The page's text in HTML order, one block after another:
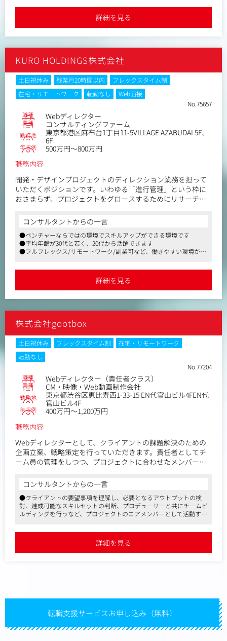
詳細を見る
KURO HOLDINGS株式会社
土日祝休み 残業月20時間以内
フレックスタイム制
在宅・リモートワーク
転勤なし
Web面接
No.75657
職種 Webディレクター
業種 コンサルティングファーム
勤務地
東京都港区麻布台1丁目11-5VILLAGE AZABUDAI 5F、
6F
年収例
500万円～800万円
職務内容
開発・デザインプロジェクトのディレクション業務を担って
いただくポジションです。いわゆる「進行管理」という枠に
おさまらず、プロジェクトをグロースするためにリサーチ、
ションをご担当いただきます。
＜具体的には＞
・要件定義
・サイト設計
こと」にコミットしている案件が多いため、ユーザの動向な
どの反響を直接見て学べる環境です。
代理店を挟まず、クライアントのマーケティング・クリエイ
ティブ担当者とコミュニケーションを取りながら、上流工程
から携わることが可能です。
客先常駐案件は無く、裁量を持って業務を進められます。
▼実績例
・小売プライベートブランドのオウンドメディア/CMS開発
・記事系メディア/CMSの開発
・不動産メディアのWebサービス開発
・採用系SaaSサービスの開発
・各種業界のコーポレートサイト制作 など
コンサルタントからの一言
●ベンチャーならではの環境でスキルアップができる環境です
●平均年齢が30代と若く、20代から活躍できます
●フルフレックス/リモートワーク/副業可など、働きやすい環境が整
詳細を見る
株式会社gootbox
土日祝休み フレックスタイム制
在宅・リモートワーク
転勤なし
No.77204
職種 Webディレクター（責任者クラス）
業種 CM・映像・Web動画制作会社
勤務地
東京都渋谷区恵比寿西1-33-15 EN代官山ビル4FEN代
官山ビル4F
年収例
400万円～1,200万円
職務内容
Webディレクターとして、クライアントの課題解決のための
企画立案、戦略策定を行っていただきます。責任者としてチ
ーム員の管理をしつつ、プロジェクトに合わせたメンバーで
んでいただきます。
■具体的な業務
・要件定義～体制構築～制作スケジュール策定
・プロジェクトの進行管理
・成果物のクオリティチェック など
コンサルタントからの一言
●クライアントの要望事項を理解し、必要となるアウトプットの検
討、達成可能なスキルセットの判断、プロデューサーと共にチームビ
ルディングを行うなど、プロジェクトのコアメンバーとして活動する
存分に発揮いただき、あなた自身が主体的に業務遂行を行うことがで
●裁量の大きさも魅力。自分がやってみたいと思ったことにチャレン
詳細を見る
転職支援サービスお申し込み（無料）